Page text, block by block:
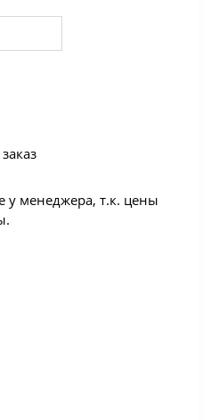
у менеджера, т.к. цены